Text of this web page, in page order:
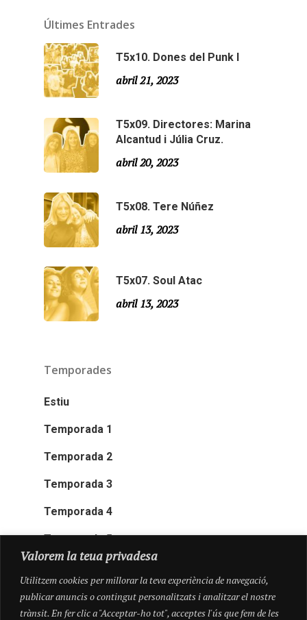
Valorem la teua privadesa
Utilitzem cookies per millorar la teva experiència de navegació,
publicar anuncis o contingut personalitzats i analitzar el nostre
trànsit. En fer clic a "Acceptar-ho tot", acceptes l'ús que fem de les
Últimes Entrades
T5x10. Dones del Punk I
abril 21, 2023
T5x09. Directores: Marina
Alcantud i Júlia Cruz.
abril 20, 2023
T5x08. Tere Núñez
abril 13, 2023
T5x07. Soul Atac
abril 13, 2023
Temporades
Estiu
Temporada 1
Temporada 2
Temporada 3
Temporada 4
Temporada 5